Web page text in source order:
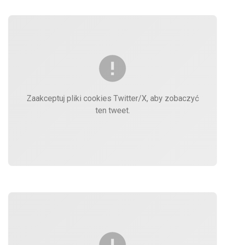
Zaakceptuj pliki cookies Twitter/X, aby zobaczyć
ten tweet.